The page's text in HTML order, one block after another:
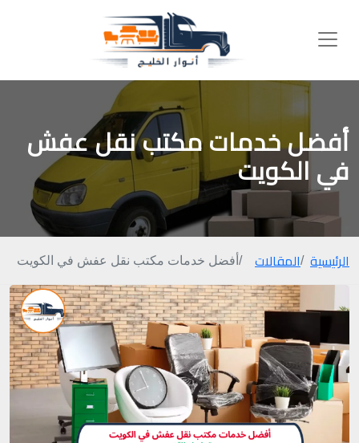
أفضل خدمات مكتب نقل عفش
في الكويت
الرئيسية المقالات أفضل خدمات مكتب نقل عفش في الكويت